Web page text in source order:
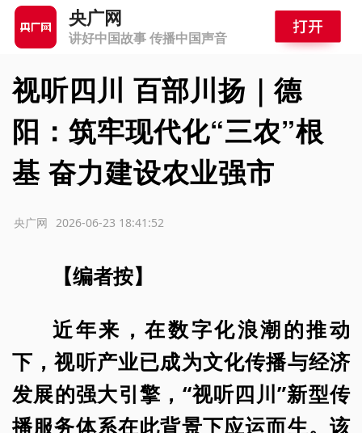
央广网
讲好中国故事 传播中国声音
视听四川 百部川扬｜德
阳：筑牢现代化“三农”根
基 奋力建设农业强市
2026-06-23 18:41:52
央广网
【编者按】
近年来，在数字化浪潮的推动
下，视听产业已成为文化传播与经济
发展的强大引擎，“视听四川”新型传
播服务体系在此背景下应运而生。该